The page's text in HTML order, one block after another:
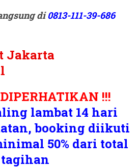
di0813-111-39-686
!!!
lambat 14 hari
booking diikuti
50% dari total
tagihan